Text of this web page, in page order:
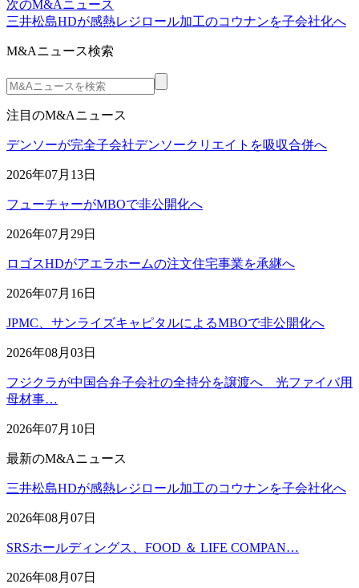
次のM&Aニュース
三井松島HDが感熱レジロール加工のコウナンを子会社化へ
M&Aニュース検索
注目のM&Aニュース
デンソーが完全子会社デンソークリエイトを吸収合併へ
2026年07月13日
フューチャーがMBOで非公開化へ
2026年07月29日
ロゴスHDがアエラホームの注文住宅事業を承継へ
2026年07月16日
JPMC、サンライズキャピタルによるMBOで非公開化へ
2026年08月03日
フジクラが中国合弁子会社の全持分を譲渡へ 光ファイバ用
母材事…
2026年07月10日
最新のM&Aニュース
三井松島HDが感熱レジロール加工のコウナンを子会社化へ
2026年08月07日
SRSホールディングス、FOOD ＆ LIFE COMPAN…
2026年08月07日